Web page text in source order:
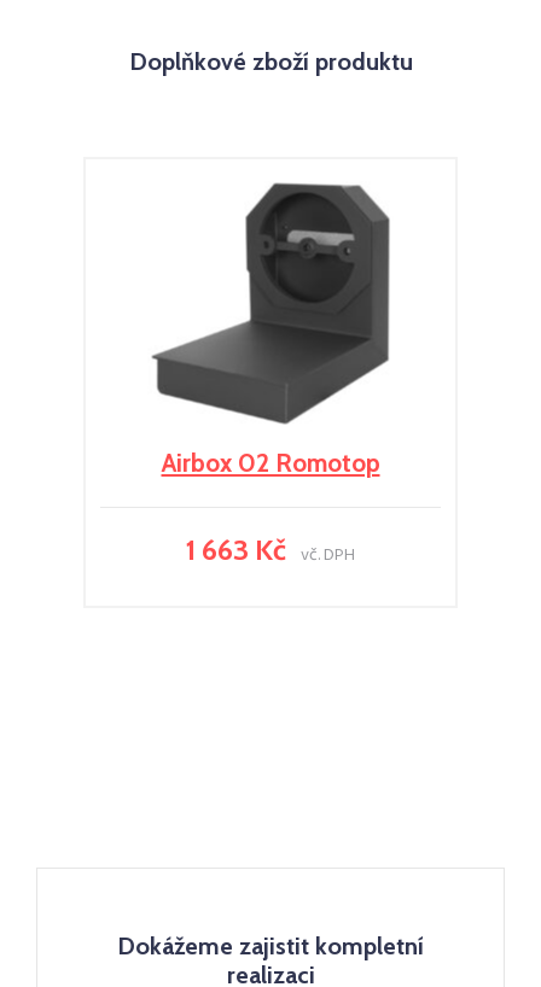
Doplňkové zboží produktu
Airbox 02 Romotop
1 663 Kč vč. DPH
Dokážeme zajistit kompletní
realizaci